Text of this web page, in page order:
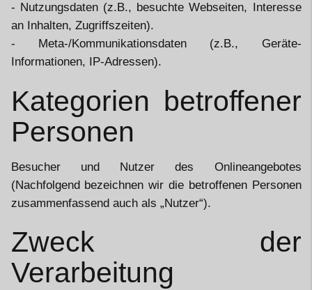
- Nutzungsdaten (z.B., besuchte Webseiten, Interesse
an Inhalten, Zugriffszeiten).
- Meta-/Kommunikationsdaten (z.B., Geräte-
Informationen, IP-Adressen).
Kategorien betroffener
Personen
Besucher und Nutzer des Onlineangebotes
(Nachfolgend bezeichnen wir die betroffenen Personen
zusammenfassend auch als „Nutzer“).
Zweck der
Verarbeitung